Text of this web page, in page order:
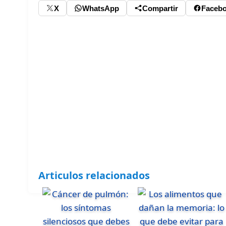
X WhatsApp Compartir
Articulos relacionados